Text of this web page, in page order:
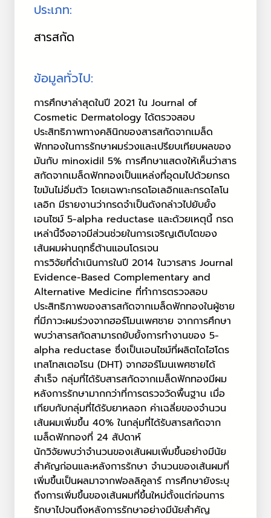
ประเภท:
สารสกัด
ข้อมูลทั่วไป:
การศึกษาล่าสุดในปี 2021 ใน Journal of
Cosmetic Dermatology ได้ตรวจสอบ
ประสิทธิภาพทางคลินิกของสารสกัดจากเมล็ด
ฟักทองในการรักษาผมร่วงและเปรียบเทียบผลของ
มันกับ minoxidil 5% การศึกษาแสดงให้เห็นว่าสาร
สกัดจากเมล็ดฟักทองเป็นแหล่งที่อุดมไปด้วยกรด
ไขมันไม่อิ่มตัว โดยเฉพาะกรดโอเลอิกและกรดไลโน
เลอิก มีรายงานว่ากรดจำเป็นดังกล่าวไปยับยั้ง
เอนไซม์ 5-alpha reductase และด้วยเหตุนี้ กรด
เหล่านี้จึงอาจมีส่วนช่วยในการเจริญเติบโตของ
เส้นผมผ่านฤทธิ์ต้านแอนโดรเจน
การวิจัยที่ดำเนินการในปี 2014 ในวารสาร Journal
Evidence-Based Complementary and
Alternative Medicine ที่ทำการตรวจสอบ
ประสิทธิภาพของสารสกัดจากเมล็ดฟักทองในผู้ชาย
ที่มีภาวะผมร่วงจากฮอร์โมนเพศชาย จากการศึกษา
พบว่าสารสกัดสามารถยับยั้งการทำงานของ 5-
alpha reductase ซึ่งเป็นเอนไซม์ที่ผลิตไดไฮโดร
เทสโทสเตอโรน (DHT) จากฮอร์โมนเพศชายได้
สำเร็จ กลุ่มที่ได้รับสารสกัดจากเมล็ดฟักทองมีผม
หลังการรักษามากกว่าที่การตรวจวัดพื้นฐาน เมื่อ
เทียบกับกลุ่มที่ได้รับยาหลอก ค่าเฉลี่ยของจำนวน
เส้นผมเพิ่มขึ้น 40% ในกลุ่มที่ได้รับสารสกัดจาก
เมล็ดฟักทองที่ 24 สัปดาห์
นักวิจัยพบว่าจำนวนของเส้นผมเพิ่มขึ้นอย่างมีนัย
สำคัญก่อนและหลังการรักษา จำนวนของเส้นผมที่
เพิ่มขึ้นเป็นผลมาจากฟอลลิคูลาร์ การศึกษายังระบุ
ถึงการเพิ่มขึ้นของเส้นผมที่ขึ้นใหม่ตั้งแต่ก่อนการ
รักษาไปจนถึงหลังการรักษาอย่างมีนัยสำคัญ